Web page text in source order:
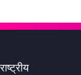
राष्ट्रीय